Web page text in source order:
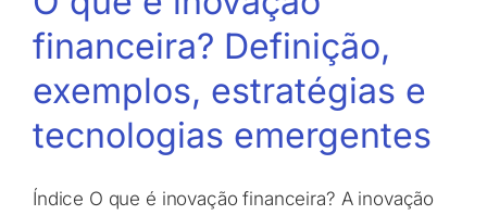
financeira? Definição,
exemplos, estratégias e
tecnologias emergentes
Índice O que é inovação financeira? A inovação